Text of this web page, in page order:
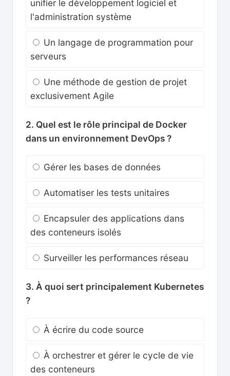
unifier le développement logiciel et
l'administration système
Un langage de programmation pour
serveurs
Une méthode de gestion de projet
exclusivement Agile
2. Quel est le rôle principal de Docker
dans un environnement DevOps ?
Gérer les bases de données
Automatiser les tests unitaires
Encapsuler des applications dans
des conteneurs isolés
Surveiller les performances réseau
3. À quoi sert principalement Kubernetes
?
À écrire du code source
À orchestrer et gérer le cycle de vie
des conteneurs